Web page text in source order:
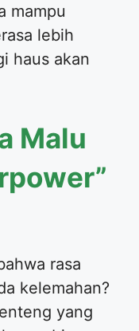
mampu
lebih
haus akan
Malu
rasa
kelemahan?
yang